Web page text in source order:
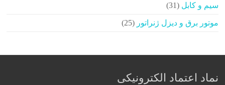
سیم و کابل
31
31
موتور برق و دیزل ژنراتور 25
25
نماد اعتماد الکترونیکی